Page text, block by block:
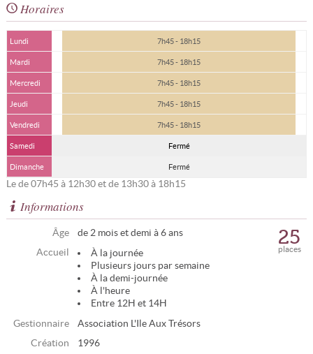
Horaires
Lundi 7h45 - 18h15
Mardi 7h45 - 18h15
Mercredi 7h45 - 18h15
Jeudi 7h45 - 18h15
Vendredi 7h45 - 18h15
Samedi Fermé
Dimanche Fermé
Le de 07h45 à 12h30 et de 13h30 à 18h15
Informations
Âge
de 2 mois et demi à 6 ans
Accueil
À la journée
Plusieurs jours par semaine
À la demi-journée
À l'heure
Entre 12H et 14H
Gestionnaire
Association L'Ile Aux Trésors
Création
1996
places
25